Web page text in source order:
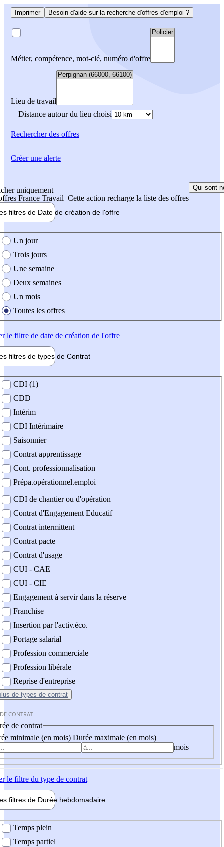
Imprimer Besoin d'aide sur la recherche d'offres d'emploi ?
Métier, compétence, mot-clé, numéro d'offre
Lieu de travail
Distance autour du lieu choisi
Rechercherdes offres
uniquement
France Travail Cette action recharge la liste des offres
Qui sont
filtres de Date de création de l'offre
création de l'offre
Un jour
Trois jours
Une semaine
Deux semaines
Un mois
Toutes les offres
le filtre de date de création de l'offre
filtres de types de Contrat
contrat
CDI (1)
CDD
Intérim
CDI Intérimaire
Saisonnier
Contrat apprentissage
Cont. professionnalisation
Prépa.opérationnel.emploi
CDI de chantier ou d'opération
Contrat d'Engagement Educatif
Contrat intermittent
Contrat pacte
Contrat d'usage
CUI - CAE
CUI - CIE
Engagement à servir dans la réserve
Franchise
Insertion par l'activ.éco.
Portage salarial
Profession commerciale
Profession libérale
Reprise d'entreprise
de types de contrat
CONTRAT
de contrat
minimale (en mois) Durée maximale (en mois)
mois
le filtre du type de contrat
filtres de Durée hebdomadaire
Temps plein
Temps partiel
Créer une alerte